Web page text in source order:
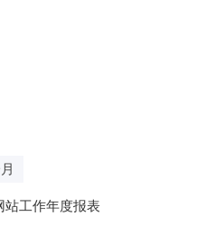
站工作年度报表